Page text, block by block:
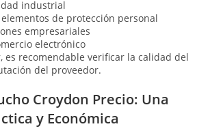
industrial
de protección personal
empresariales
electrónico
es recomendable verificar la calidad del
del proveedor.
Croydon Precio: Una
y Económica